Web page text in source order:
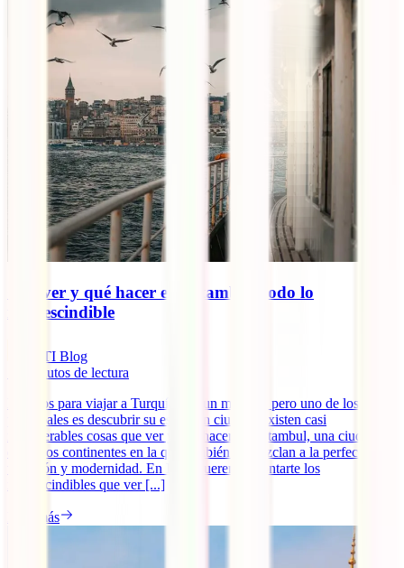
Qué ver y qué hacer en Estambul, todo lo
imprescindible
IATI Blog
minutos de lectura
Motivos para viajar a Turquía hay un montón, pero uno de los
principales es descubrir su esta gran ciudad. Existen casi
innumerables cosas que ver y que hacer en Estambul, una ciudad
entre dos continentes en la que también se mezclan a la perfección
tradición y modernidad. En IATI queremos contarte los
imprescindibles que ver [...]
Leer más